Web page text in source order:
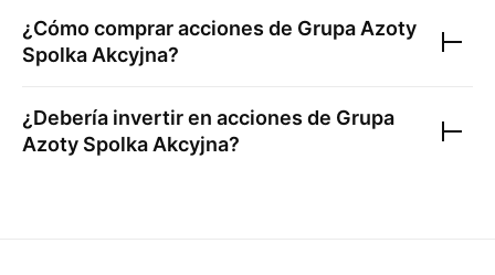
¿Cómo comprar acciones de Grupa Azoty
Spolka Akcyjna?
¿Debería invertir en acciones de Grupa
Azoty Spolka Akcyjna?